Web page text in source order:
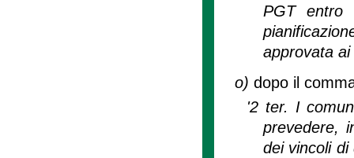
PGT entro
approvata
o) dopo il
'2 ter. I
prevedere,
dei vincoli